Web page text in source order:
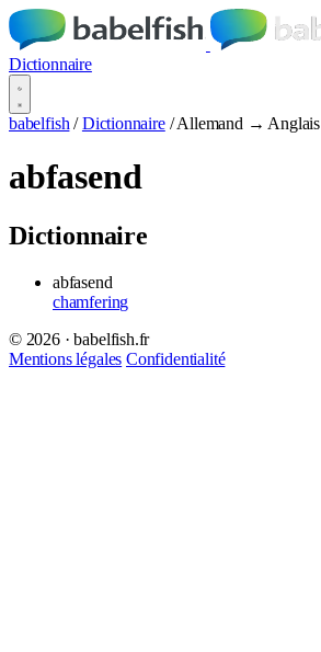
Dictionnaire
babelfish / Dictionnaire / Allemand → Anglais
abfasend
Dictionnaire
abfasend
chamfering
© 2026 · babelfish.fr
Mentions légales Confidentialité